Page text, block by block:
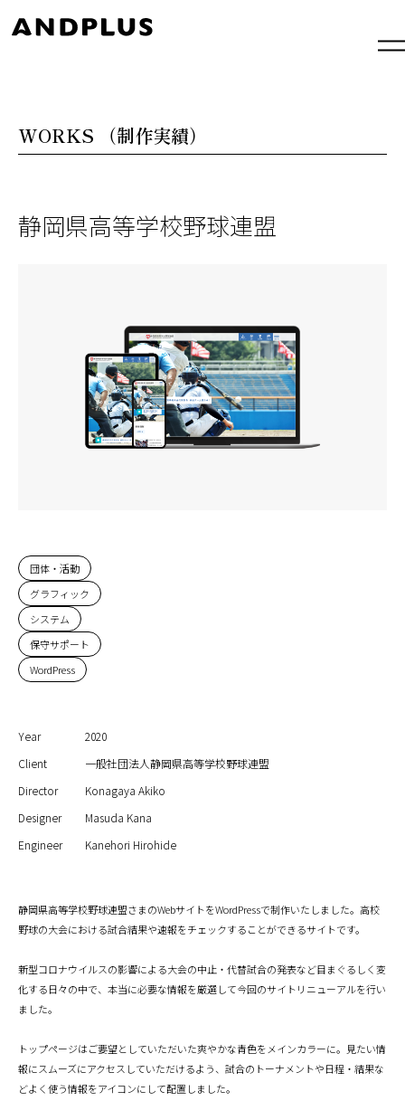
WORKS （制作実績）
静岡県高等学校野球連盟
団体・活動
グラフィック
システム
保守サポート
WordPress
Year
2020
Client
一般社団法人静岡県高等学校野球連盟
Director
Konagaya Akiko
Designer
Masuda Kana
Engineer
Kanehori Hirohide
静岡県高等学校野球連盟さまのWebサイトをWordPressで制作いたしました。高校
野球の大会における試合結果や速報をチェックすることができるサイトです。
新型コロナウイルスの影響による大会の中止・代替試合の発表など目まぐるしく変
化する日々の中で、本当に必要な情報を厳選して今回のサイトリニューアルを行い
ました。
トップページはご要望としていただいた爽やかな青色をメインカラーに。見たい情
報にスムーズにアクセスしていただけるよう、試合のトーナメントや日程・結果な
どよく使う情報をアイコンにして配置しました。